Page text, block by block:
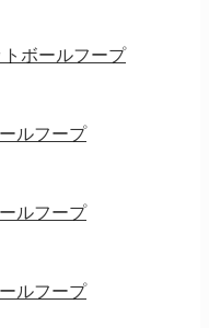
ボールフープ
ルフープ
ルフープ
ルフープ